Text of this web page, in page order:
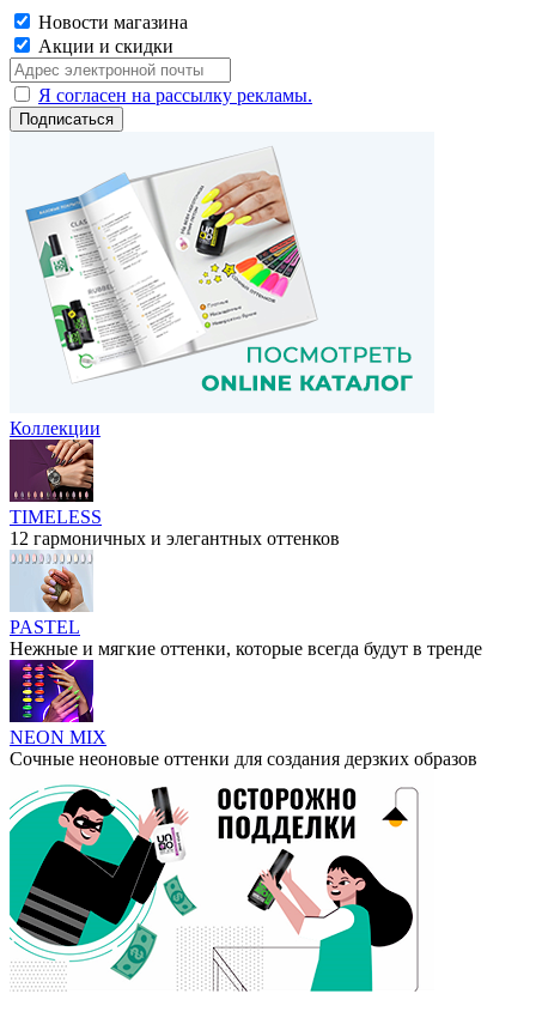
Новости магазина
Акции и скидки
Я согласен на рассылку рекламы.
Коллекции
TIMELESS
12 гармоничных и элегантных оттенков
PASTEL
Нежные и мягкие оттенки, которые всегда будут в тренде
NEON MIX
Сочные неоновые оттенки для создания дерзких образов